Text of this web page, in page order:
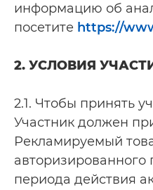
информацию об
посетите https://
2. УСЛОВИЯ
2.1. Чтобы принять
Участник должен
Рекламируемый
авторизированного
периода действия